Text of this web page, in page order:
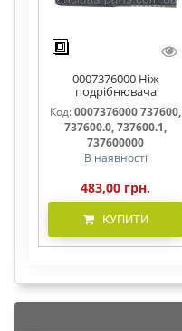
0007376000 Ніж
подрібнювача
соломи,рухомий
737600, 737600.0,
737600.1, 737600000
Код:0007376000 737600,
737600.0, 737600.1,
737600000
В наявності
483,00 грн.
КУПИТИ